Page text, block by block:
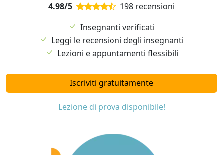
4.98/5
198 recensioni
Insegnanti verificati
Leggi le recensioni degli insegnanti
Lezioni e appuntamenti flessibili
Iscriviti gratuitamente
Lezione di prova disponibile!